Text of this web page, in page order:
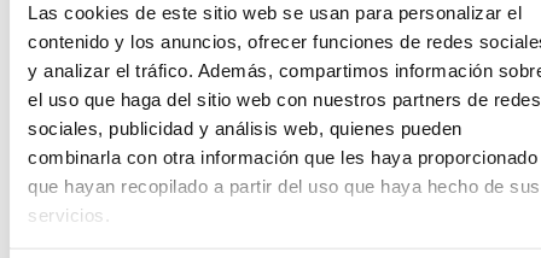
Las cookies de este sitio web se usan para personalizar el
contenido y los anuncios, ofrecer funciones de redes
y analizar el tráfico. Además, compartimos información
el uso que haga del sitio web con nuestros partners de redes
sociales, publicidad y análisis web, quienes pueden
combinarla con otra información que les haya proporcionado
que hayan recopilado a partir del uso que haya hecho de sus
servicios.
exigentes para garantizar la consistencia,
rendimiento óptimo y larga vida.
FICHA TÉCNICA Y DIMENSIONES
Marca
Ernie Ball